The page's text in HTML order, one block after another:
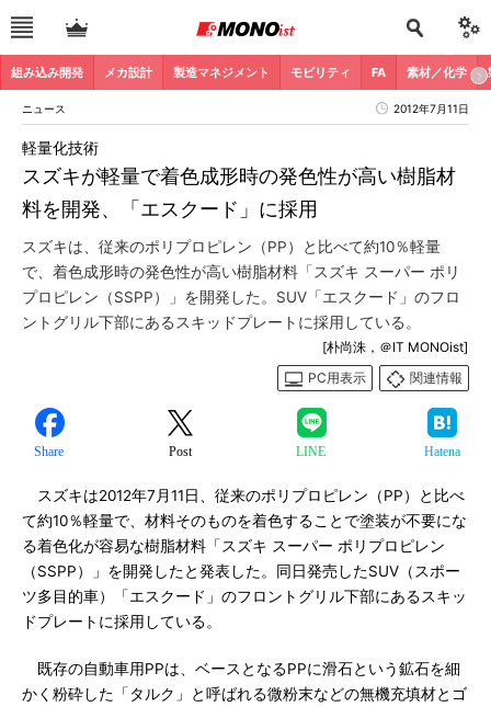
組み込み開発 メカ設計 製造マネジメント モビリティ FA 素材／化学
ニュース 2012年7月11日
スズキが軽量で着色成形時の発色性が高い樹脂材
料を開発、「エスクード」に採用
軽量化技術
スズキは、従来のポリプロピレン（PP）と比べて約10％軽量
で、着色成形時の発色性が高い樹脂材料「スズキ スーパー ポリ
プロピレン（SSPP）」を開発した。SUV「エスクード」のフロ
ントグリル下部にあるスキッドプレートに採用している。
[朴尚洙，＠IT MONOist]
PC用表示
関連情報
Share Post LINE Hatena
スズキは2012年7月11日、従来のポリプロピレン（PP）と比べ
て約10％軽量で、材料そのものを着色することで塗装が不要にな
る着色化が容易な樹脂材料「スズキ スーパー ポリプロピレン
（SSPP）」を開発したと発表した。同日発売したSUV（スポー
ツ多目的車）「エスクード」のフロントグリル下部にあるスキッ
ドプレートに採用している。
既存の自動車用PPは、ベースとなるPPに滑石という鉱石を細
かく粉砕した「タルク」と呼ばれる微粉末などの無機充填材とゴ